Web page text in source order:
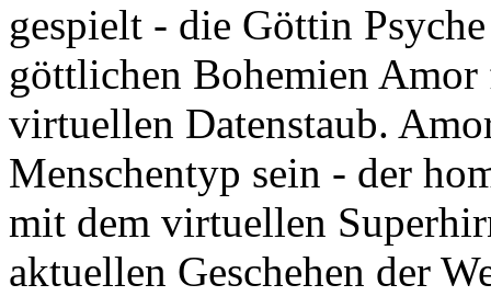
gespielt - die Göttin
göttlichen Bohemien
virtuellen Datenstaub.
Menschentyp sein - der
mit dem virtuellen
aktuellen Geschehen der